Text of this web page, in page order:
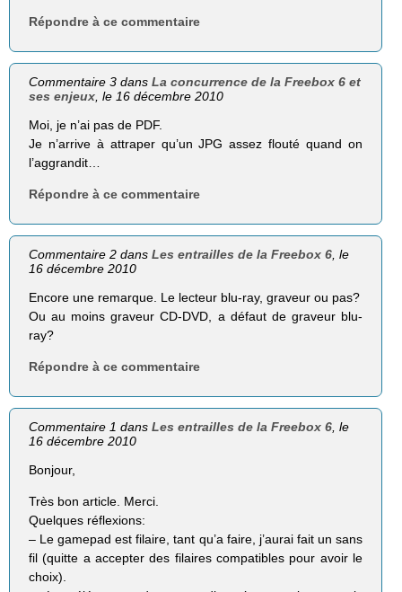
Répondre à ce commentaire
Commentaire 3 dansLa concurrence de la Freebox 6 et
ses enjeux , le 16 décembre 2010
Moi, je n’ai pas de PDF.
Je n’arrive à attraper qu’un JPG assez flouté quand on
l’aggrandit…
Répondre à ce commentaire
Commentaire 2 dansLes entrailles de la Freebox 6 , le
16 décembre 2010
Encore une remarque. Le lecteur blu-ray, graveur ou pas?
Ou au moins graveur CD-DVD, a défaut de graveur blu-
ray?
Répondre à ce commentaire
Commentaire 1 dansLes entrailles de la Freebox 6 , le
16 décembre 2010
Bonjour,
Très bon article. Merci.
Quelques réflexions:
– Le gamepad est filaire, tant qu’a faire, j’aurai fait un sans
fil (quitte a accepter des filaires compatibles pour avoir le
choix).